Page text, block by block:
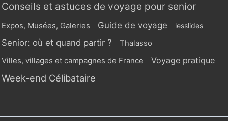
Conseils et astuces de voyage pour senior
Expos, Musées, Galeries Guide de voyage lesslides
Senior: où et quand partir ? Thalasso
Villes, villages et campagnes de France Voyage pratique
Week-end Célibataire